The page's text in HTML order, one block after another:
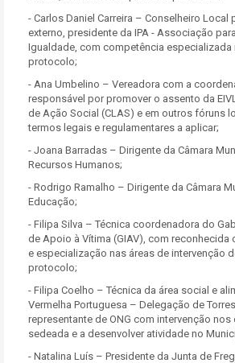
- Carlos Daniel Carreira – Conselheiro Local
externo, presidente da IPA - Associação
Igualdade, com competência especializada
protocolo;
- Ana Umbelino – Vereadora com a
responsável por promover o assento da
de Ação Social (CLAS) e em outros fóruns
termos legais e regulamentares a aplicar;
- Joana Barradas – Dirigente da Câmara
Recursos Humanos;
- Rodrigo Ramalho – Dirigente da Câmara
Educação;
- Filipa Silva – Técnica coordenadora do
de Apoio à Vítima (GIAV), com reconhecida
e especialização nas áreas de intervenção
protocolo;
- Filipa Coelho – Técnica da área social e
Vermelha Portuguesa – Delegação de
representante de ONG com intervenção nos
sedeada e a desenvolver atividade no
- Natalina Luís – Presidente da Junta de